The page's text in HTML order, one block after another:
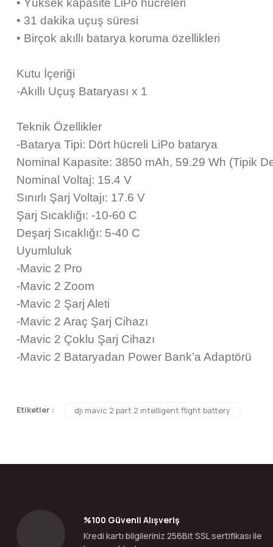
• Yüksek kapasite LiPo hücreleri
• 31 dakika uçuş süresi
• Birçok akıllı batarya koruma özellikleri
Kutu İçeriği
-Akıllı Uçuş Bataryası x 1
Teknik Özellikler
-Batarya Tipi: Dört hücreli LiPo batarya
Nominal Kapasite: 3850 mAh, 59.29 Wh (Tipik
Nominal Voltaj: 15.4 V
Sınırlı Şarj Voltajı: 17.6 V
Şarj Sıcaklığı: -10-60 C
Deşarj Sıcaklığı: 5-40 C
Uyumluluk
-Mavic 2 Pro
-Mavic 2 Zoom
-Mavic 2 Şarj Aleti
-Mavic 2 Araç Şarj Cihazı
-Mavic 2 Çoklu Şarj Cihazı
-Mavic 2 Bataryadan Power Bank’a Adaptörü
Bu ürünün fiyat bilgisi, resim, ürün açıklamalarında ve diğer
Ürün açıklamasında eksik bilgiler bulunuyor.
Bu ürüne benzer farklı alternatifler olmalı.
Etiketler : djı mavic 2 part 2 ıntelligent flight battery
%100 Güvenli Alışveriş
Kredi kartı bilgileriniz 256Bit SSL sertifikası ile